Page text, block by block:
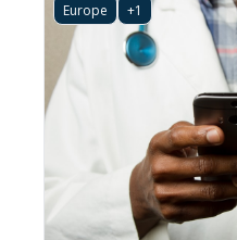
Europe +1